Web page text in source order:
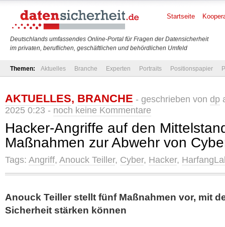
Deutschlands umfassendes Online-Portal für Fragen der Datensicherheit
im privaten, beruflichen, geschäftlichen und behördlichen Umfeld
Startseite
Themen: Aktuelles Branche Experten Portraits Positionspapier
AKTUELLES, BRANCHE - geschrieben von dp
2025 0:23 - noch keine Kommentare
Hacker-Angriffe auf den
Maßnahmen zur Abwehr von
Tags: Angriff, Anouck Teiller, Cyber, Hacker,
Anouck Teiller stellt fünf Maßnahmen vor, mit
Sicherheit stärken können